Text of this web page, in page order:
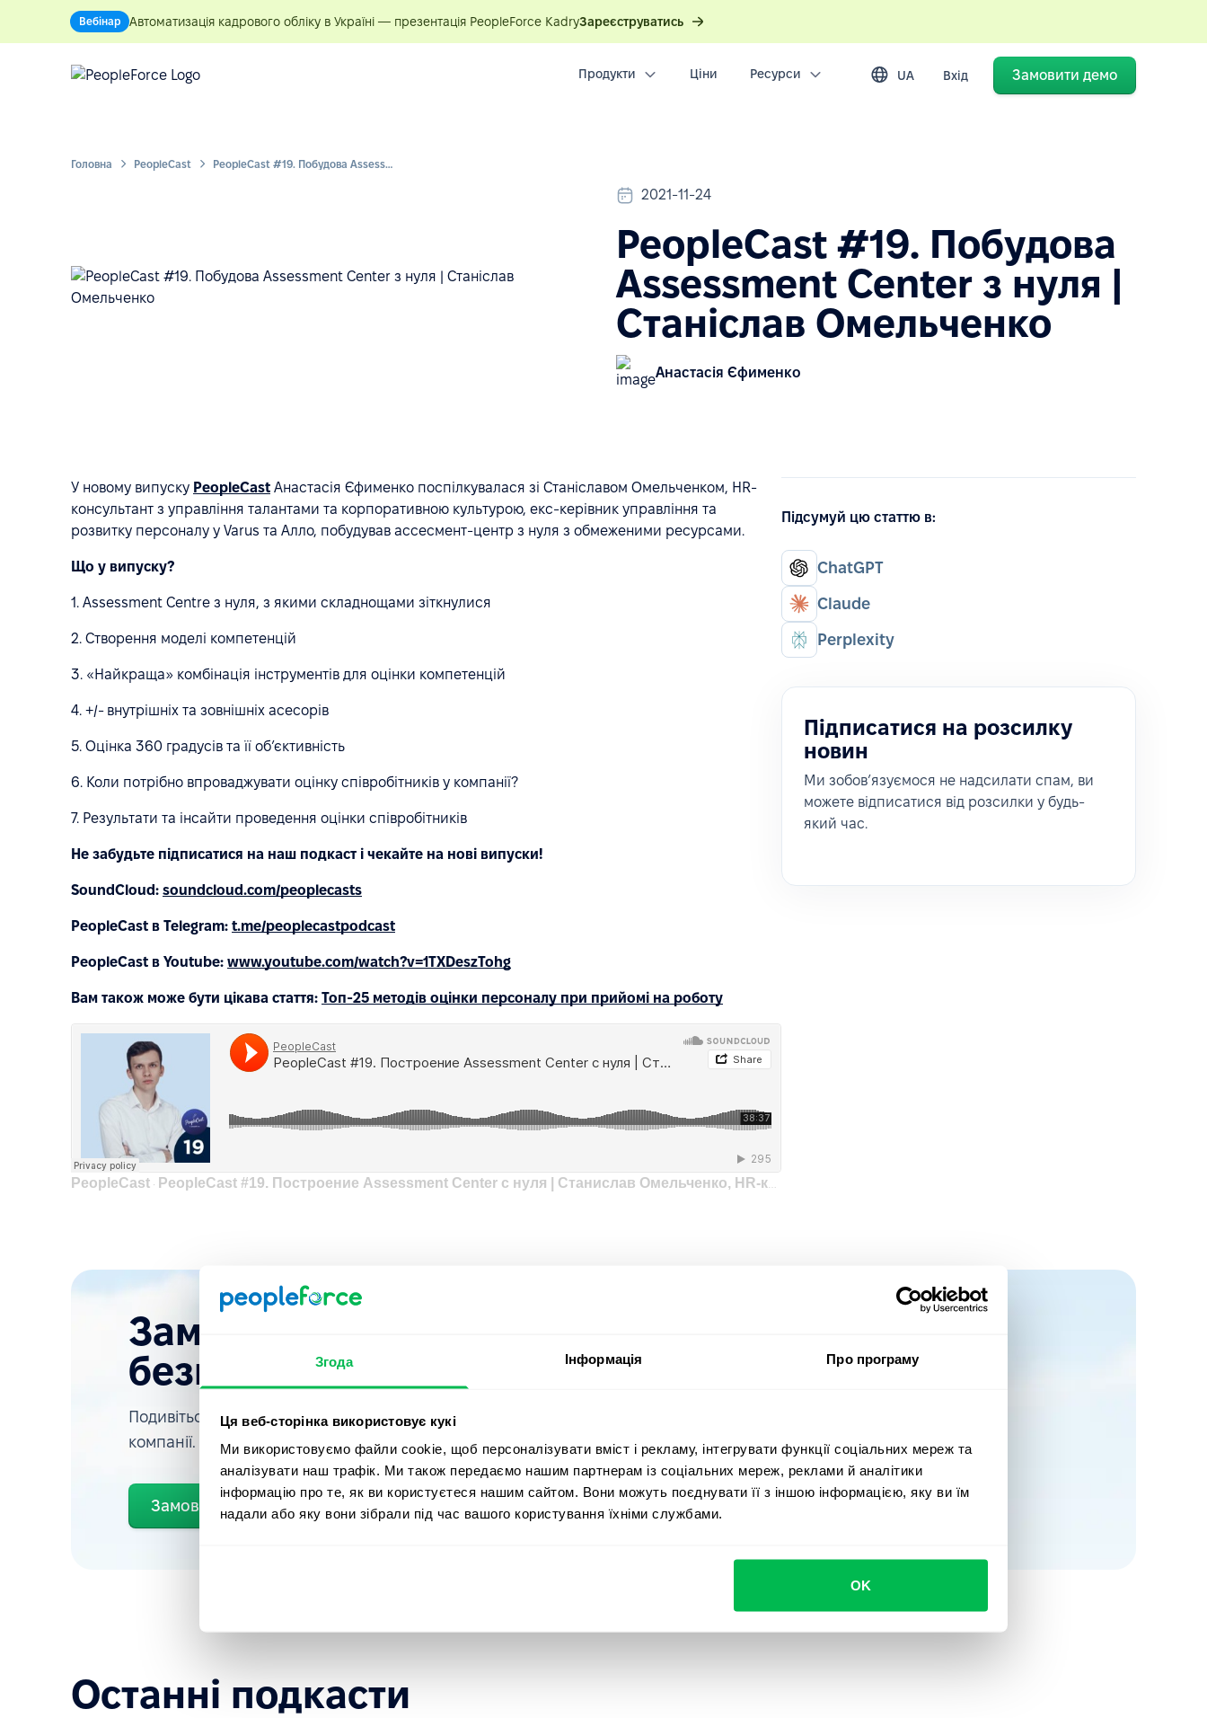
Згода Інформація Про програму
Ця веб-сторінка використовує кукі
Ми використовуємо файли cookie, щоб персоналізувати вміст і рекламу, інтегрувати функції соціальних мереж та
аналізувати наш трафік. Ми також передаємо нашим партнерам із соціальних мереж, реклами й аналітики
інформацію про те, як ви користуєтеся нашим сайтом. Вони можуть поєднувати її з іншою інформацією, яку ви їм
надали або яку вони зібрали під час вашого користування їхніми службами.
OK
Вебінар Автоматизація кадрового обліку в Україні — презентація PeopleForce KadryЗареєструватись
Продукти Ціни Ресурси UA Вхід Замовити демо
Головна PeopleСast PeopleCast #19. Побудова Assessment Center з нуля | Станіслав Омельченко
2021-11-24
PeopleCast #19. Побудова
Assessment Center з нуля |
Станіслав Омельченко
Анастасія Єфименко
У новому випуску PeopleCast Анастасія Єфименко поспілкувалася зі Станіславом Омельченком, HR-
консультант з управління талантами та корпоративною культурою, екс-керівник управління та
розвитку персоналу у Varus та Алло, побудував ассесмент-центр з нуля з обмеженими ресурсами.
Що у випуску?
1. Assessment Centre з нуля, з якими складнощами зіткнулися
2. Створення моделі компетенцій
3. «Найкраща» комбінація інструментів для оцінки компетенцій
4. +/- внутрішніх та зовнішніх асесорів
5. Оцінка 360 градусів та її об’єктивність
6. Коли потрібно впроваджувати оцінку співробітників у компанії?
7. Результати та інсайти проведення оцінки співробітників
Не забудьте підписатися на наш подкаст і чекайте на нові випуски!
SoundCloud: soundcloud.com/peoplecasts
PeopleCast в Telegram: t.me/peoplecastpodcast
PeopleCast в Youtube: www.youtube.com/watch?v=1TXDeszTohg
Вам також може бути цікава стаття: Топ-25 методів оцінки персоналу при прийомі на роботу
PeopleCast · PeopleCast #19. Построение Assessment Center с нуля | Станислав Омельченко, HR-консультант
Підсумуй цю статтю в:
ChatGPT
Claude
Perplexity
Підписатися на розсилку
новин
Ми зобовʼязуємося не надсилати спам, ви
можете відписатися від розсилки у будь-
який час.
Замовляйте демо
безкоштовно
Подивіться, як PeopleForce зможе допомогти вашій
компанії.
Замовити демо
Останні подкасти